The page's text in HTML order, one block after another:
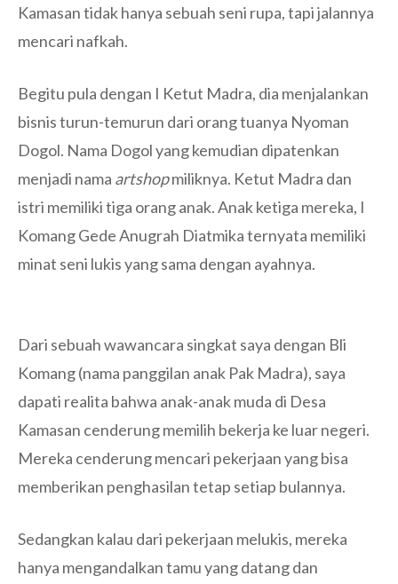
Kamasan tidak hanya sebuah seni rupa, tapi jalannya
mencari nafkah.
Begitu pula dengan I Ketut Madra, dia menjalankan
bisnis turun-temurun dari orang tuanya Nyoman
Dogol. Nama Dogol yang kemudian dipatenkan
menjadi nama artshopmiliknya. Ketut Madra dan
istri memiliki tiga orang anak. Anak ketiga mereka, I
Komang Gede Anugrah Diatmika ternyata memiliki
minat seni lukis yang sama dengan ayahnya.
Dari sebuah wawancara singkat saya dengan Bli
Komang (nama panggilan anak Pak Madra), saya
dapati realita bahwa anak-anak muda di Desa
Kamasan cenderung memilih bekerja ke luar negeri.
Mereka cenderung mencari pekerjaan yang bisa
memberikan penghasilan tetap setiap bulannya.
Sedangkan kalau dari pekerjaan melukis, mereka
hanya mengandalkan tamu yang datang dan